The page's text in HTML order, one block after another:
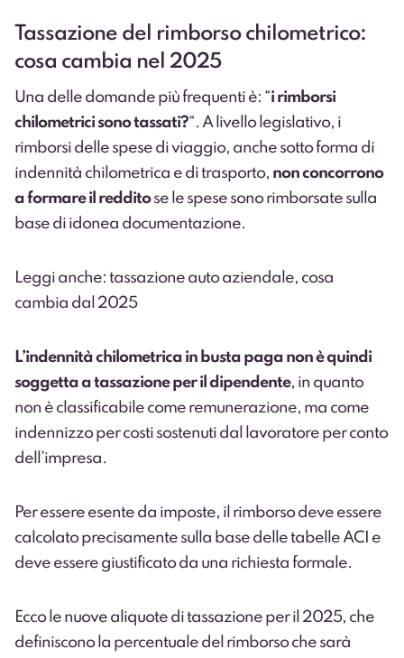
Tassazione del rimborso chilometrico:
cosa cambia nel 2025
Una delle domande più frequenti è: “i rimborsi
chilometrici sono tassati?“. A livello legislativo, i
rimborsi delle spese di viaggio, anche sotto forma di
indennità chilometrica e di trasporto, non concorrono
a formare il redditose le spese sono rimborsate sulla
base di idonea documentazione.
Leggi anche: tassazione auto aziendale, cosa
cambia dal 2025
L’indennità chilometrica in busta paga non è quindi
soggetta a tassazione per il dipendente, in quanto
non è classificabile come remunerazione, ma come
indennizzo per costi sostenuti dal lavoratore per conto
dell’impresa.
Per essere esente da imposte, il rimborso deve essere
calcolato precisamente sulla base delle tabelle ACI e
deve essere giustificato da una richiesta formale.
Ecco le nuove aliquote di tassazione per il 2025, che
definiscono la percentuale del rimborso che sarà